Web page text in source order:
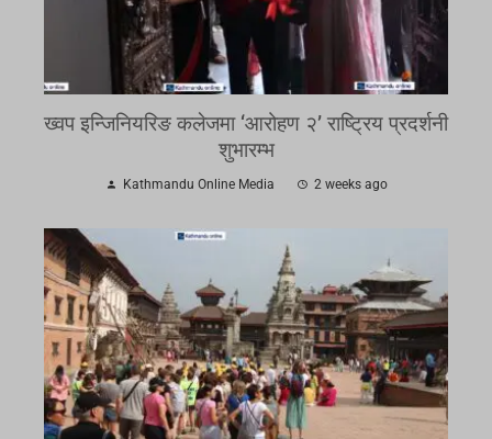
ख्वप इन्जिनियरिङ कलेजमा ‘आरोहण २’ राष्ट्रिय प्रदर्शनी
शुभारम्भ
Kathmandu Online Media 2 weeks ago